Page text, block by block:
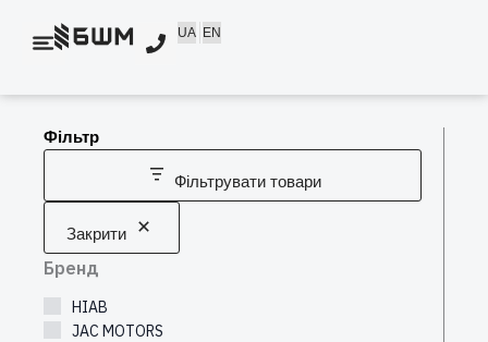
UA EN
Фільтр
Фільтрувати товари
Закрити
Бренд
HIAB
JAC MOTORS